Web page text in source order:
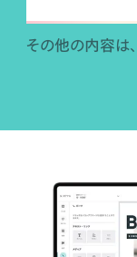
その他の内容は、